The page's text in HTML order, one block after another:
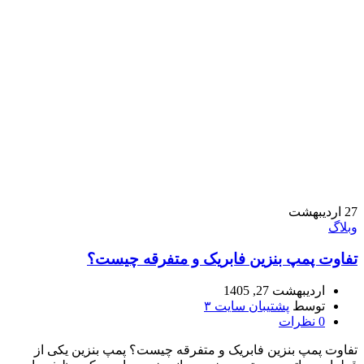
27 اردیبهشت
وبلاگ
تفاوت پمپ بنزین فابریک و متفرقه چیست؟
اردیبهشت 27, 1405
توسط پشتیبان سایت ۳
0 نظرات
تفاوت پمپ بنزین فابریک و متفرقه چیست؟ پمپ بنزین یکی از